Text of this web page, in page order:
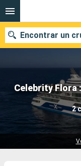
Celebrity
2
Encontrar un
Nuestros
Fecha de salida